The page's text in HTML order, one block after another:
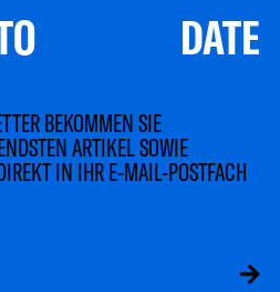
DATE
BEKOMMEN SIE
ARTIKEL SOWIE
IN IHR E-MAIL-POSTFACH